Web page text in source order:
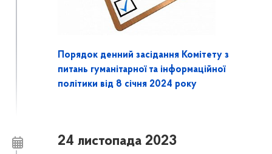
Порядок денний засідання Комітету з
питань гуманітарної та інформаційної
політики від 8 січня 2024 року
24 листопада 2023